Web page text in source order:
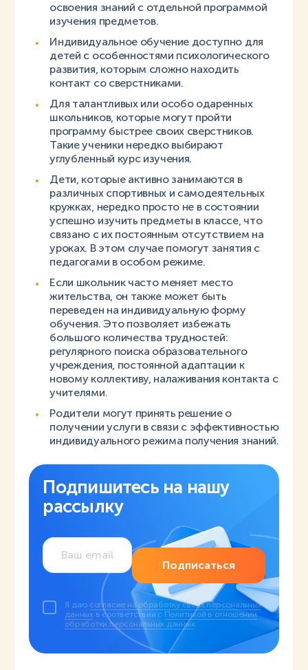
освоения знаний с отдельной программой
изучения предметов.
Индивидуальное обучение доступно для
детей с особенностями психологического
развития, которым сложно находить
контакт со сверстниками.
Для талантливых или особо одаренных
школьников, которые могут пройти
программу быстрее своих сверстников.
Такие ученики нередко выбирают
углубленный курс изучения.
Дети, которые активно занимаются в
различных спортивных и самодеятельных
кружках, нередко просто не в состоянии
успешно изучить предметы в классе, что
связано с их постоянным отсутствием на
уроках. В этом случае помогут занятия с
педагогами в особом режиме.
Если школьник часто меняет место
жительства, он также может быть
переведен на индивидуальную форму
обучения. Это позволяет избежать
большого количества трудностей:
регулярного поиска образовательного
учреждения, постоянной адаптации к
новому коллективу, налаживания контакта с
учителями.
Родители могут принять решение о
получении услуги в связи с эффективностью
индивидуального режима получения знаний.
Подпишитесь на нашу
рассылку
Подписаться
Я даю согласие на обработку своих персональных
данных в соответствии с Политикой в отношении
обработки персональных данных